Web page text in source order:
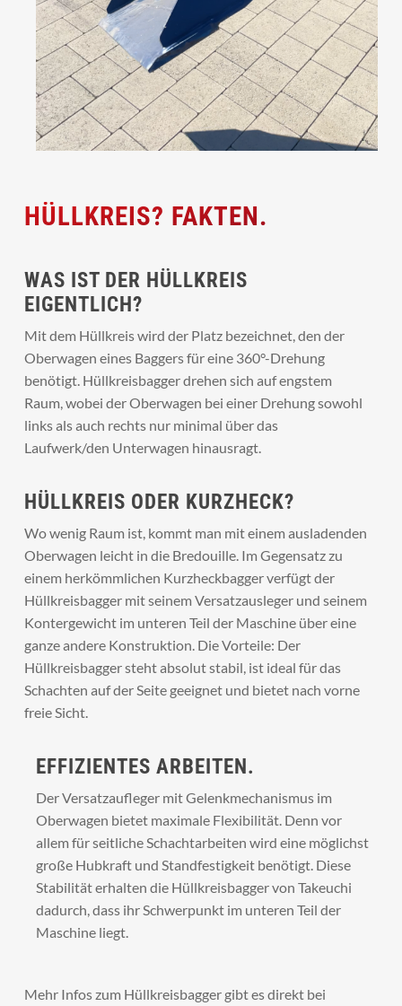
HÜLLKREIS? FAKTEN.
WAS IST DER HÜLLKREIS
EIGENTLICH?
Mit dem Hüllkreis wird der Platz bezeichnet, den der
Oberwagen eines Baggers für eine 360°-Drehung
benötigt. Hüllkreisbagger drehen sich auf engstem
Raum, wobei der Oberwagen bei einer Drehung sowohl
links als auch rechts nur minimal über das
Laufwerk/den Unterwagen hinausragt.
HÜLLKREIS ODER KURZHECK?
Wo wenig Raum ist, kommt man mit einem ausladenden
Oberwagen leicht in die Bredouille. Im Gegensatz zu
einem herkömmlichen Kurzheckbagger verfügt der
Hüllkreisbagger mit seinem Versatzausleger und seinem
Kontergewicht im unteren Teil der Maschine über eine
ganze andere Konstruktion. Die Vorteile: Der
Hüllkreisbagger steht absolut stabil, ist ideal für das
Schachten auf der Seite geeignet und bietet nach vorne
freie Sicht.
EFFIZIENTES ARBEITEN.
Der Versatzaufleger mit Gelenkmechanismus im
Oberwagen bietet maximale Flexibilität. Denn vor
allem für seitliche Schachtarbeiten wird eine möglichst
große Hubkraft und Standfestigkeit benötigt. Diese
Stabilität erhalten die Hüllkreisbagger von Takeuchi
dadurch, dass ihr Schwerpunkt im unteren Teil der
Maschine liegt.
Mehr Infos zum Hüllkreisbagger gibt es direkt bei